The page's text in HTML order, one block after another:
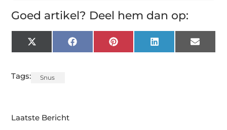
Goed artikel? Deel hem dan op:
X
(Twitter)
FacebookPinterest LinkedIn Email
Tags: Snus
Laatste Bericht